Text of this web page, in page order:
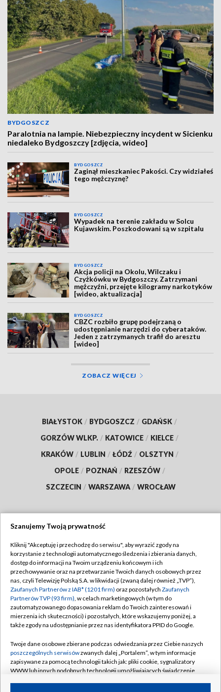
BYDGOSZCZ
Paralotnia na lampie. Niebezpieczny incydent w Sicienku
niedaleko Bydgoszczy [zdjęcia, wideo]
BYDGOSZCZ
Zaginął mieszkaniec Pakości. Czy widziałeś
tego mężczyznę?
BYDGOSZCZ
Wypadek na terenie zakładu w Solcu
Kujawskim. Poszkodowani są w szpitalu
BYDGOSZCZ
Akcja policji na Okolu, Wilczaku i
Czyżkówku w Bydgoszczy. Zatrzymani
mężczyźni, przejęte kilogramy narkotyków
[wideo, aktualizacja]
BYDGOSZCZ
CBZC rozbiło grupę podejrzaną o
udostępnianie narzędzi do cyberataków.
Jeden z zatrzymanych trafił do aresztu
[wideo]
ZOBACZ WIĘCEJ
BIAŁYSTOK / BYDGOSZCZ / GDAŃSK /
GORZÓW WLKP. / KATOWICE / KIELCE /
KRAKÓW / LUBLIN / ŁÓDŹ / OLSZTYN /
OPOLE / POZNAŃ / RZESZÓW /
SZCZECIN / WARSZAWA / WROCŁAW
TVP
Abonament TVP
Emisja w TVP
Centrum informacji TVP
Naziemna Telewizja Cyfrowa
Rada Programowa
System NOS
Informacje o nadawcy
Regulamin TVP
Polityka prywatności
Moje zgody
Pomoc
Kontakt
Kanały
Szanujemy Twoją prywatność
Kliknij "Akceptuję i przechodzę do serwisu", aby wyrazić zgody na
korzystanie z technologii automatycznego śledzenia i zbierania danych,
dostęp do informacji na Twoim urządzeniu końcowym i ich
przechowywanie oraz na przetwarzanie Twoich danych osobowych przez
nas, czyli Telewizję Polską S.A. w likwidacji (zwaną dalej również „TVP”),
Zaufanych Partnerów z IAB* (1201 firm) oraz pozostałych Zaufanych
Partnerów TVP (93 firm), w celach marketingowych (w tym do
zautomatyzowanego dopasowania reklam do Twoich zainteresowań i
mierzenia ich skuteczności) i pozostałych, które wskazujemy poniżej, a
także zgody na udostępnianie przez nas identyfikatora PPID do Google.
Twoje dane osobowe zbierane podczas odwiedzania przez Ciebie naszych
poszczególnych serwisówzwanych dalej „Portalem”, w tym informacje
zapisywane za pomocą technologii takich jak: pliki cookie, sygnalizatory
WWW lub innych podobnych technologii umożliwiających świadczenie